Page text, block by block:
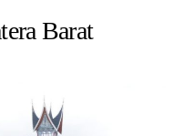
Barat